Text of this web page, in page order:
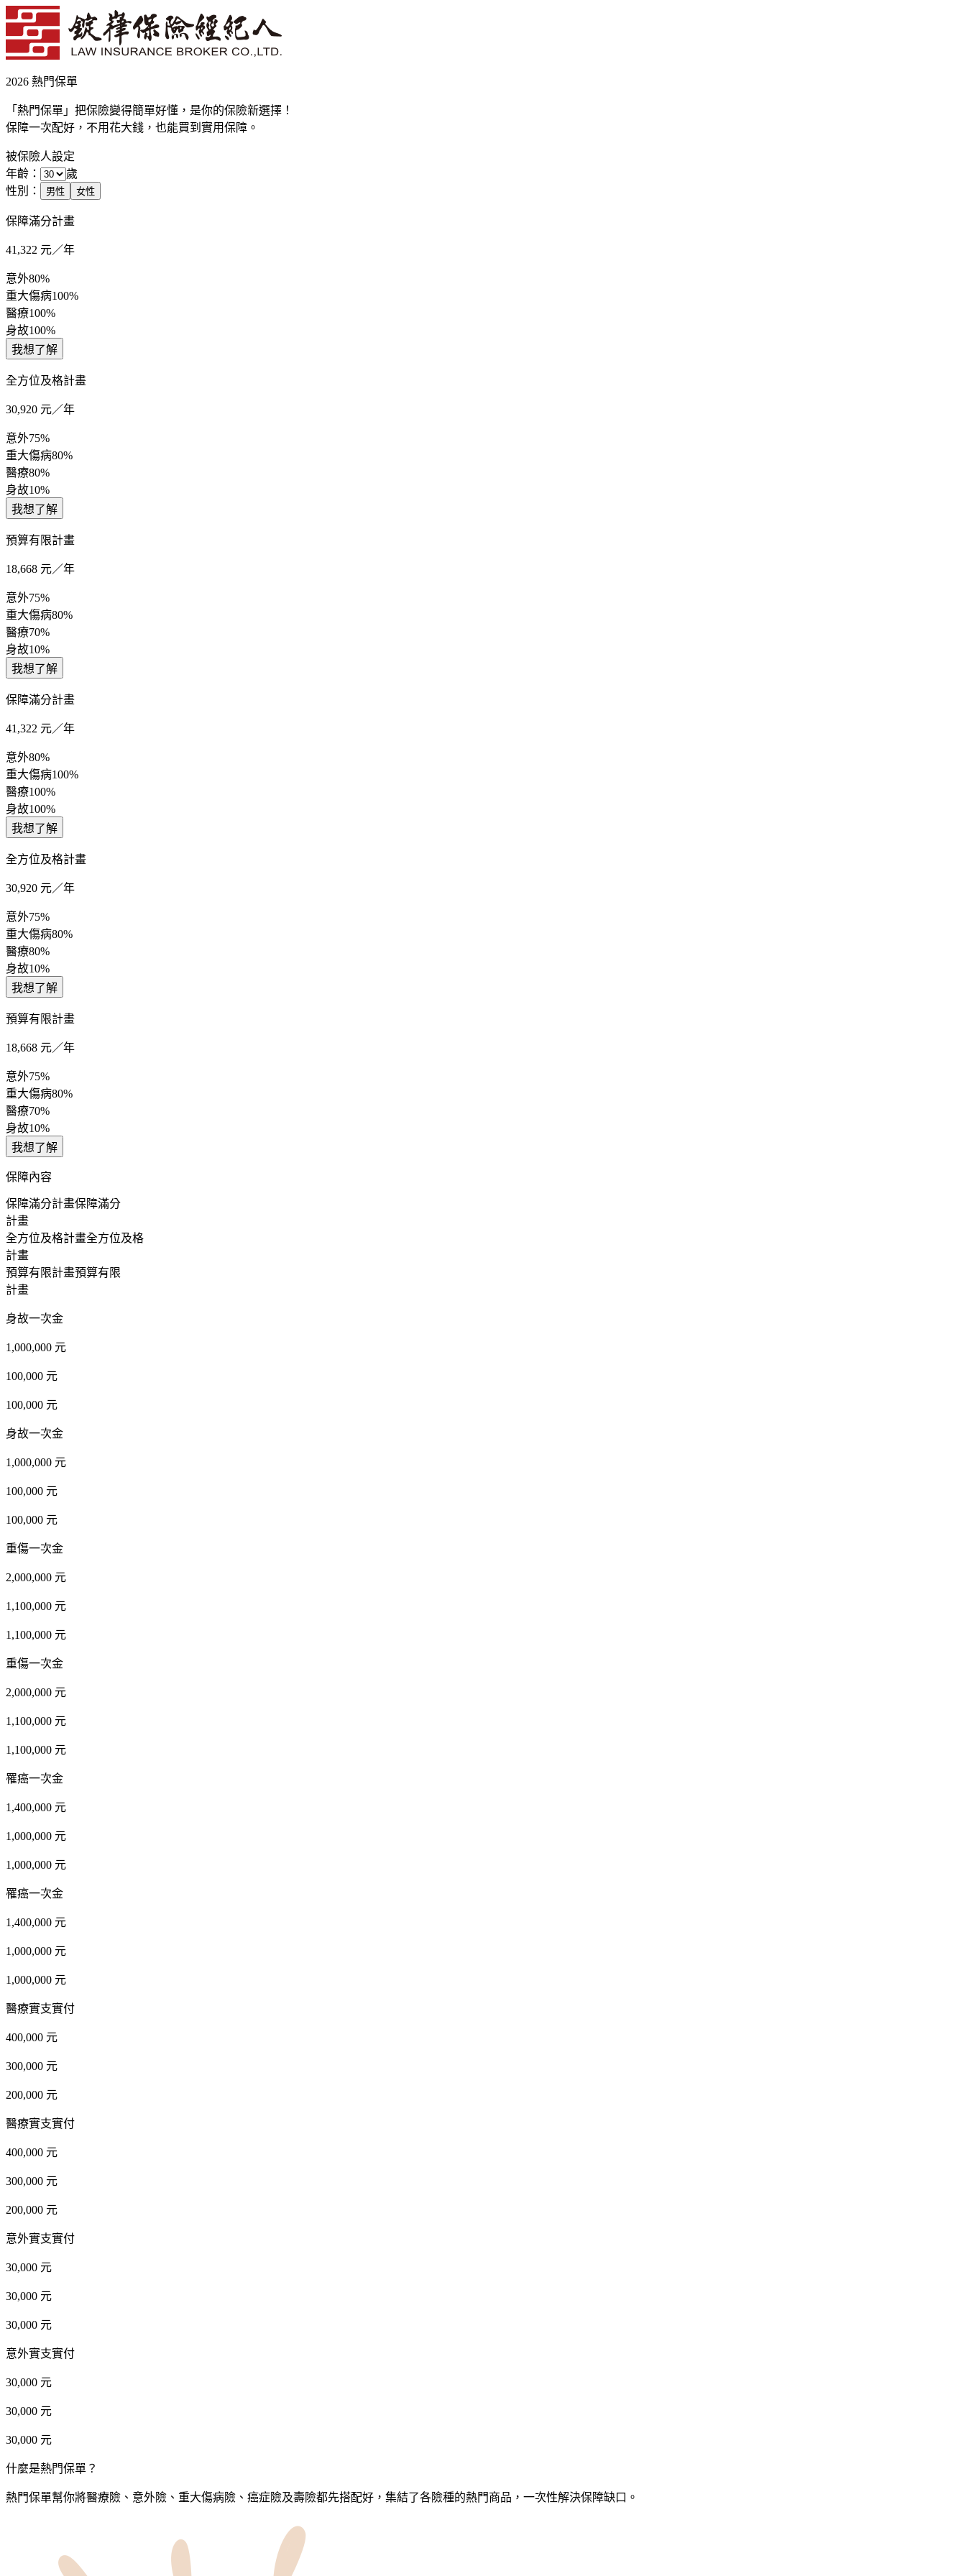
2026 熱門保單
「熱門保單」把保險變得簡單好懂，是你的保險新選擇！
保障一次配好，不用花大錢，也能買到實用保障。
被保險人設定
年齡：
歲
性別：
男性 女性
保障滿分計畫
41,322 元／年
意外80%
重大傷病100%
醫療100%
身故100%
我想了解
全方位及格計畫
30,920 元／年
意外75%
重大傷病80%
醫療80%
身故10%
我想了解
預算有限計畫
18,668 元／年
意外75%
重大傷病80%
醫療70%
身故10%
我想了解
保障滿分計畫
41,322 元／年
意外80%
重大傷病100%
醫療100%
身故100%
我想了解
全方位及格計畫
30,920 元／年
意外75%
重大傷病80%
醫療80%
身故10%
我想了解
預算有限計畫
18,668 元／年
意外75%
重大傷病80%
醫療70%
身故10%
我想了解
保障內容
保障滿分計畫保障滿分
計畫
全方位及格計畫全方位及格
計畫
預算有限計畫預算有限
計畫
身故一次金
1,000,000 元
100,000 元
100,000 元
身故一次金
1,000,000 元
100,000 元
100,000 元
重傷一次金
2,000,000 元
1,100,000 元
1,100,000 元
重傷一次金
2,000,000 元
1,100,000 元
1,100,000 元
罹癌一次金
1,400,000 元
1,000,000 元
1,000,000 元
罹癌一次金
1,400,000 元
1,000,000 元
1,000,000 元
醫療實支實付
400,000 元
300,000 元
200,000 元
醫療實支實付
400,000 元
300,000 元
200,000 元
意外實支實付
30,000 元
30,000 元
30,000 元
意外實支實付
30,000 元
30,000 元
30,000 元
什麼是熱門保單？
熱門保單幫你將醫療險、意外險、重大傷病險、癌症險及壽險都先搭配好，集結了各險種的熱門商品，一次性解決保障缺口。